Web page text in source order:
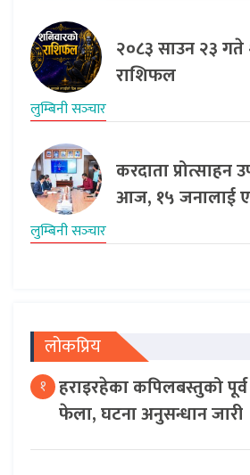
२०८३ साउन २३ गते
राशिफल
लुम्बिनी सञ्‍चार
करदाता प्रोत्साहन
आज, १५ जनालाई
लुम्बिनी सञ्‍चार
लोकप्रिय
१ हराइरहेका कपिलबस्तुको
फेला, घटना अनुसन्धान जारी